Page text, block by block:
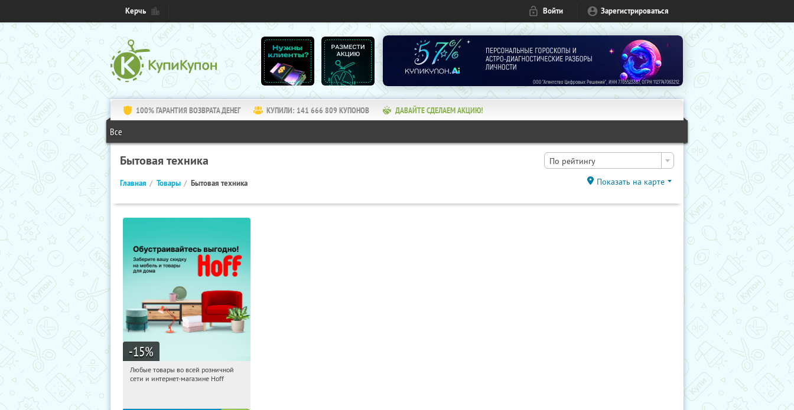
Керчь Войти Зарегистрироваться
100% ГАРАНТИЯ ВОЗВРАТА ДЕНЕГ КУПИЛИ: 141 666 809 КУПОНОВ ДАВАЙТЕ СДЕЛАЕМ АКЦИЮ!
Все
Бытовая техника По рейтингу
Главная Товары Бытовая техника Показать на карте
-15%
13:17:58 Получили:
Любые товары во всей розничной
сети и интернет-магазине Hoff